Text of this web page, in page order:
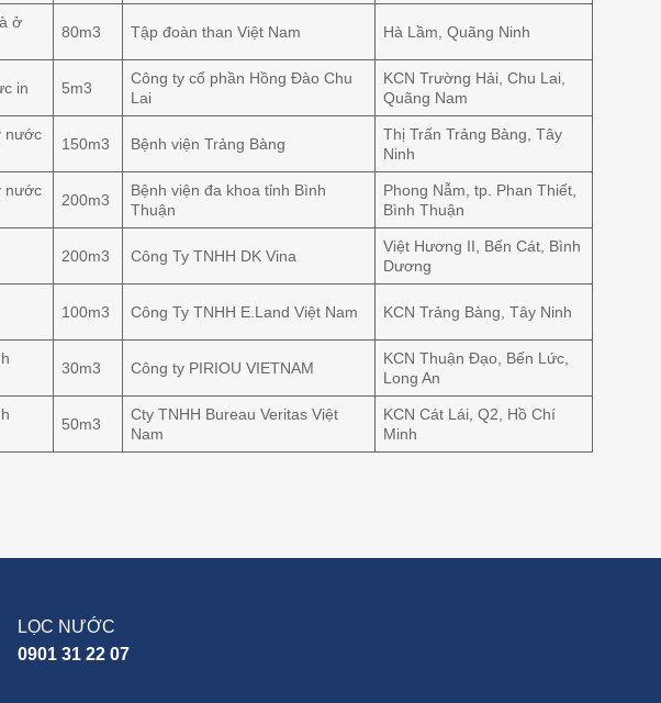
ở
80m3 Tập đoàn than Việt Nam Hà Lầm, Quãng Ninh
in 5m3
Công ty cổ phần Hồng Đào Chu
Lai
KCN Trường Hải, Chu Lai,
Quãng Nam
nước
150m3 Bệnh viện Trảng Bàng
Thị Trấn Trảng Bàng, Tây
Ninh
nước
200m3
Bệnh viện đa khoa tỉnh Bình
Thuận
Phong Nẫm, tp. Phan Thiết,
Bình Thuận
200m3 Công Ty TNHH DK Vina
Việt Hương II, Bến Cát, Bình
Dương
100m3 Công Ty TNHH E.Land Việt Nam KCN Trảng Bàng, Tây Ninh
30m3 Công ty PIRIOU VIETNAM
KCN Thuận Đạo, Bến Lức,
Long An
50m3
Cty TNHH Bureau Veritas Việt
Nam
KCN Cát Lái, Q2, Hồ Chí
Minh
LỌC NƯỚC
0901 31 22 07